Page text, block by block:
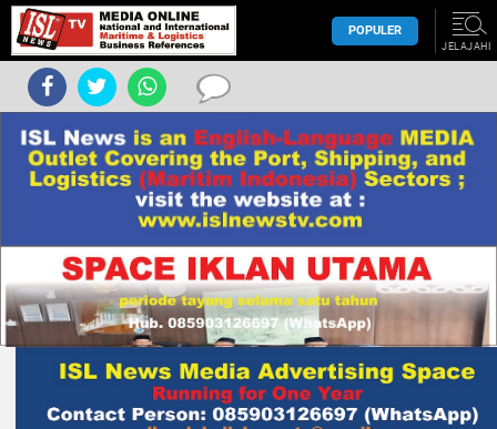
POPULER
JELAJAHI